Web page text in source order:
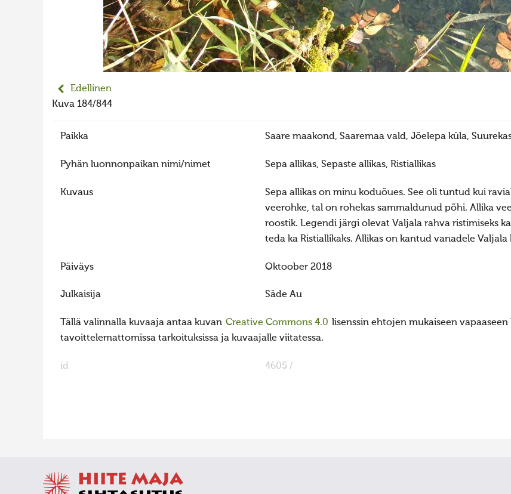
Edellinen
Kuva 184/844
Paikka Saare maakond, Saaremaa vald, Jõelepa küla,
Pyhän luonnonpaikan nimi/nimet Sepa allikas, Sepaste allikas, Ristiallikas
Kuvaus
Sepa allikas on minu koduõues. See oli tuntud kui
veerohke, tal on rohekas sammaldunud põhi. Allika
roostik. Legendi järgi olevat Valjala rahva ristimiseks
teda ka Ristiallikaks. Allikas on kantud vanadele
Päiväys Oktoober 2018
Julkaisija Säde Au
Tällä valinnalla kuvaaja antaa kuvan Creative Commons 4.0 lisenssin ehtojen mukaiseen
tavoittelemattomissa tarkoituksissa ja kuvaajalle viitatessa.
id 4605 /